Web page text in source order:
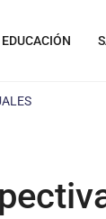
EDUCACIÓN